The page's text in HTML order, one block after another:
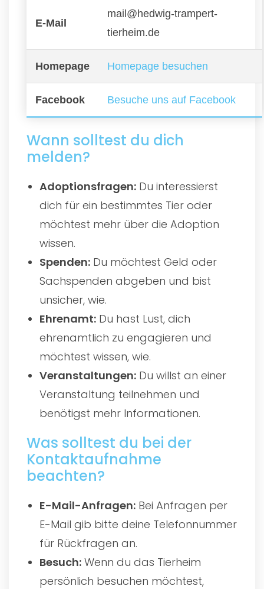
E-Mail
mail@hedwig-trampert-
tierheim.de
Homepage Homepage besuchen
Facebook Besuche uns auf Facebook
Wann solltest du dich
melden?
Adoptionsfragen: Du interessierst
dich für ein bestimmtes Tier oder
möchtest mehr über die Adoption
wissen.
Spenden: Du möchtest Geld oder
Sachspenden abgeben und bist
unsicher, wie.
Ehrenamt: Du hast Lust, dich
ehrenamtlich zu engagieren und
möchtest wissen, wie.
Veranstaltungen: Du willst an einer
Veranstaltung teilnehmen und
benötigst mehr Informationen.
Was solltest du bei der
Kontaktaufnahme
beachten?
E-Mail-Anfragen: Bei Anfragen per
E-Mail gib bitte deine Telefonnummer
für Rückfragen an.
Besuch: Wenn du das Tierheim
persönlich besuchen möchtest,